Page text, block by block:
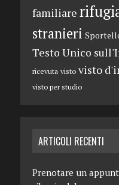
familiare
stranieri
Testo Unico
ricevuta visto visto
visto per studio
ARTICOLI RECENTI
Prenotare un